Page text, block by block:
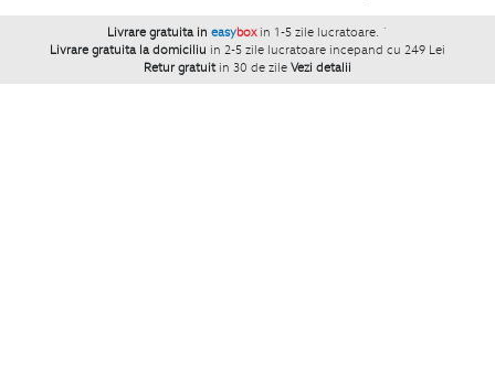
Livrare gratuita in easybox in 1-5 zile lucratoare. `
Livrare gratuita la domiciliu in 2-5 zile lucratoare incepand cu 249 Lei
Retur gratuit in 30 de zile Vezi detalii